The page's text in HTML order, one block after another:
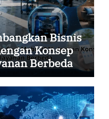
Bisnis
Konsep
Berbeda